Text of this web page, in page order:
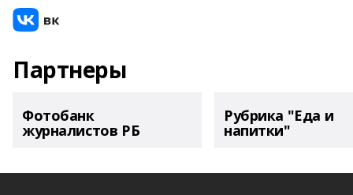
Партнеры
Фотобанк
журналистов РБ
Рубрика "Еда и
напитки"